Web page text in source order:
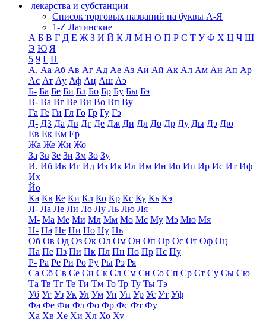
лекарства и субстанции
Список торговых названий на буквы А-Я
1-Z Латинские
А Б В Г Д Е Ж З И Й К Л М Н О П Р С Т У Ф Х Ц Ч Ш
Э Ю Я
5 9 L H
А. Аа Аб Ав Аг Ад Ае Аз Аи Ай Ак Ал Ам Ан Ап Ар
Ас Ат Ау Аф Ац Аш Аэ
Б- Ба Бе Би Бл Бо Бр Бу Бы Бэ
В- Ва Вг Ве Ви Во Вп Ву
Га Ге Ги Гл Го Гр Гу Гэ
Д- Д3 Да Дв Дг Де Дж Ди Дл До Др Ду Ды Дэ Дю
Ев Ек Ем Ер
Жа Же Жи Жо
За Зв Зе Зи Зм Зо Зу
И. Иб Ив Иг Ид Из Ик Ил Им Ин Ио Ип Ир Ис Ит Иф
Их
Йо
Ка Кв Ке Ки Кл Ко Кр Кс Ку Кь Кэ
Л- Ла Ле Ли Ло Лу Ль Лю Ля
М- Ма Ме Ми Мл Мм Мо Мс Му Мэ Мю Мя
Н- На Не Ни Но Ну Нь
Об Ов Од Оз Ок Ол Ом Он Оп Ор Ос От Оф Оц
Па Пе Пз Пи Пк Пл Пн По Пр Пс Пу
Р- Ра Ре Ри Ро Ру Ры Рэ Ря
Са Сб Св Се Си Ск Сл См Сн Со Сп Ср Ст Су Сы Сю
Та Тв Тг Те Ти Тм То Тр Ту Ты Тэ
Уб Уг Уз Ук Ул Ум Ун Уп Ур Ус Ут Уф
Фа Фе Фи Фл Фо Фр Фс Фт Фу
Ха Хв Хе Хи Хл Хо Ху